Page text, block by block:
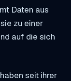
Daten aus
zu einer
auf die sich
seit ihrer